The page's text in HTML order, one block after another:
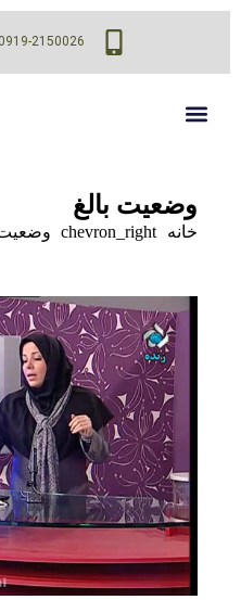
0919-2150026
وضعیت بالغ
chevron_right وضعیت بالغ